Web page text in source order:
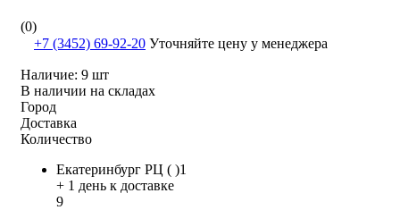
(0)
+7 (3452) 69-92-20 Уточняйте цену у менеджера
Наличие: 9 шт
В наличии на складах
Город
Доставка
Количество
Екатеринбург РЦ ( )1
+ 1 день к доставке
9